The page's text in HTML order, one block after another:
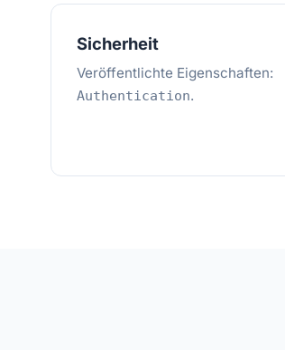
Sicherheit
Veröffentlichte Eigenschaften:
Authentication.